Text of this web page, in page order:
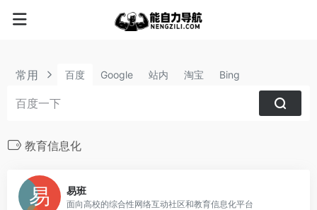
常用 百度 Google 站内 淘宝 Bing
教育信息化
易班
面向高校的综合性网络互动社区和教育信息化平台